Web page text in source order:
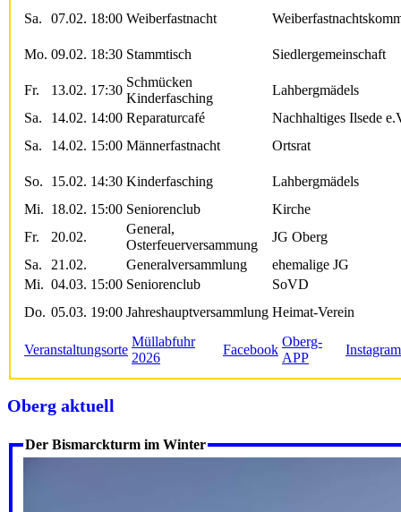
Sa.
07.02. 18:00 Weiberfastnacht
Mo. 09.02. 18:30 Stammtisch Siedlergemeinschaft
Fr. 13.02. 17:30
Schmücken
Kinderfasching
Lahbergmädels
Sa.
14.02. 14:00 Reparaturcafé
Nachhaltiges Ilsede
Sa.
14.02. 15:00 Männerfastnacht Ortsrat
So. 15.02. 14:30 Kinderfasching
Lahbergmädels
Mi. 18.02. 15:00 Seniorenclub
Kirche
Fr.
20.02.
General,
Osterfeuerversammung
JG Oberg
Sa.
21.02. Generalversammlung
ehemalige JG
Mi. 04.03. 15:00 Seniorenclub
SoVD
Do. 05.03. 19:00 Jahreshauptversammlung Heimat-Verein
Veranstaltungsorte
Müllabfuhr
2026
Facebook
Oberg-
APP
Instagram
Oberg aktuell
Der Bismarckturm im Winter